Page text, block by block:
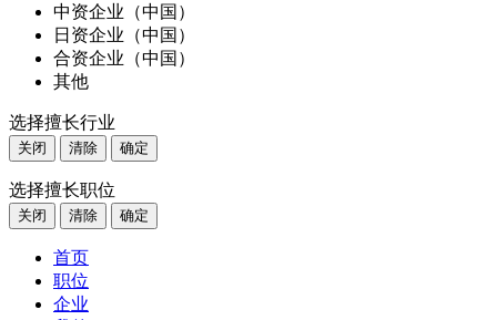
中资企业（中国）
日资企业（中国）
合资企业（中国）
其他
选择擅长行业
关闭 清除 确定
选择擅长职位
关闭 清除 确定
首页
职位
企业